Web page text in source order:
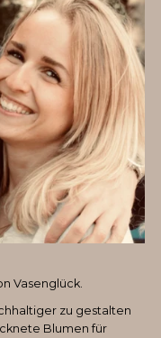
Vasenglück.
zu gestalten
Blumen für